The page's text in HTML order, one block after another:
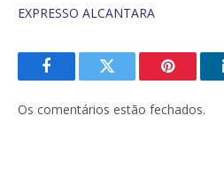
EXPRESSO ALCANTARA
FacebookTwitter Pinterest
Os comentários estão fechados.